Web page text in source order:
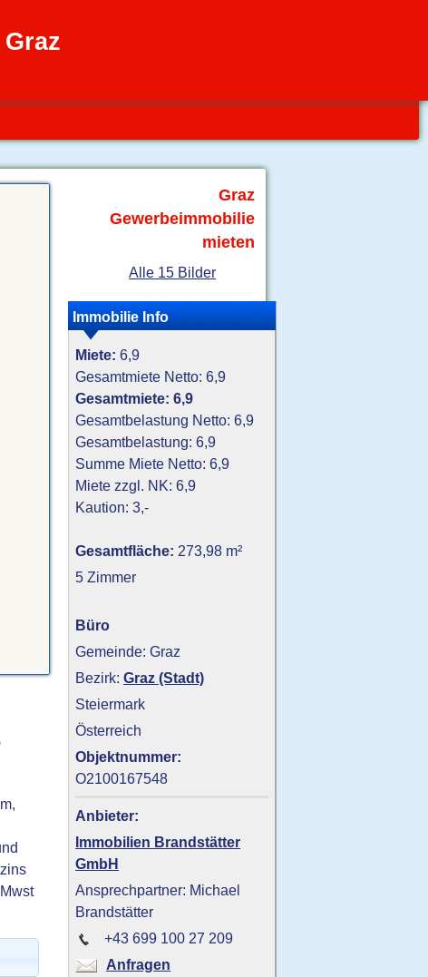
Graz
Gewerbeimmobilie
mieten
Alle 15 Bilder
Immobilie Info
Miete: 6,9
Gesamtmiete Netto: 6,9
Gesamtmiete: 6,9
Gesamtbelastung Netto: 6,9
Gesamtbelastung: 6,9
Summe Miete Netto: 6,9
Miete zzgl. NK: 6,9
Kaution: 3,-
Gesamtfläche: 273,98 m²
5 Zimmer
Büro
Gemeinde: Graz
Bezirk:Graz (Stadt)
Steiermark
Österreich
Objektnummer:
O2100167548
Anbieter:
Immobilien Brandstätter
GmbH
Ansprechpartner: Michael
Brandstätter
+43 699 100 27 209
Anfragen